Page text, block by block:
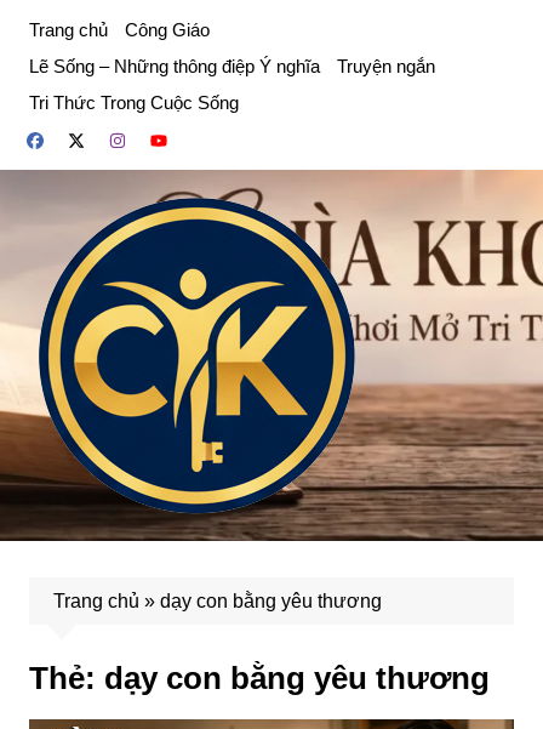
phần
dung
Trang chủ
Công Giáo
Lẽ Sống – Những thông điệp Ý nghĩa
Truyện ngắn
Tri Thức Trong Cuộc Sống
Trang chủ » dạy con bằng yêu thương
Thẻ: dạy con bằng yêu thương